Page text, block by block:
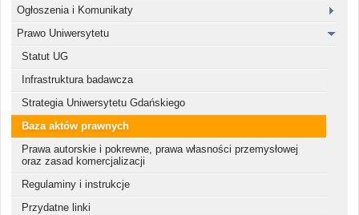
Ogłoszenia i Komunikaty
Prawo Uniwersytetu
Statut UG
Infrastruktura badawcza
Strategia Uniwersytetu Gdańskiego
Baza aktów prawnych
Prawa autorskie i pokrewne, prawa własności przemysłowej
oraz zasad komercjalizacji
Regulaminy i instrukcje
Przydatne linki